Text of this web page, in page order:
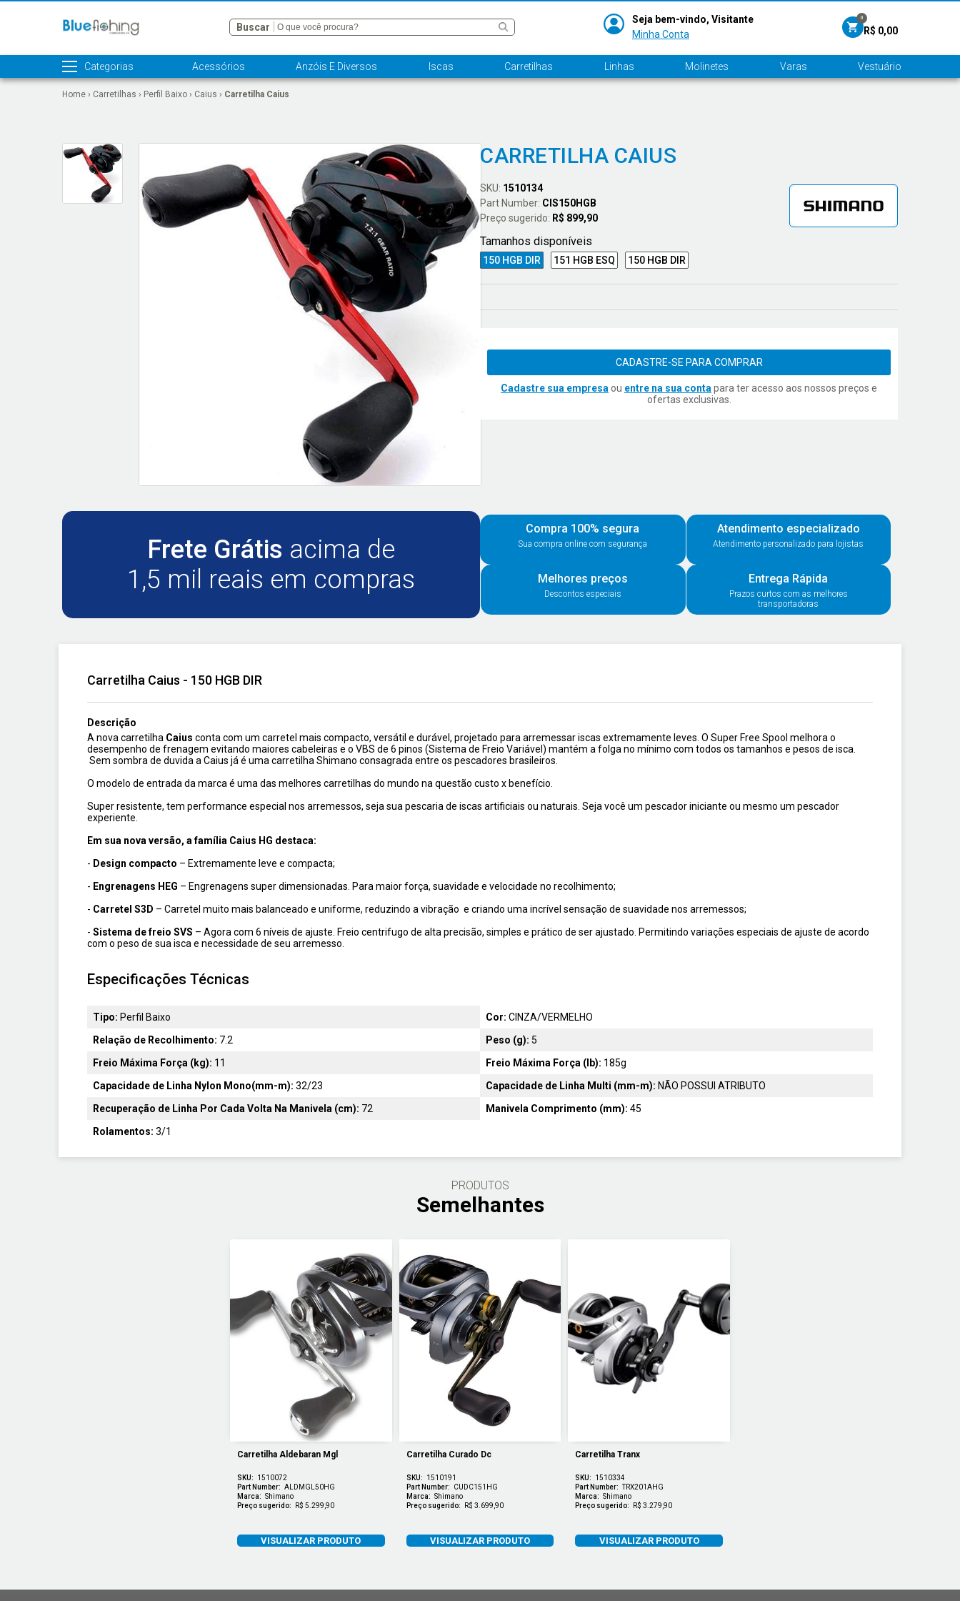
Buscar
Seja bem-vindo, Visitante
Minha Conta
0
R$ 0,00
Categorias Acessórios Anzóis E Diversos Iscas Carretilhas Linhas Molinetes Varas Vestuário
Home › Carretilhas › Perfil Baixo › Caius › Carretilha Caius
CARRETILHA CAIUS
SKU: 1510134
Part Number: CIS150HGB
Preço sugerido: R$ 899,90
Tamanhos disponíveis
150 HGB DIR 151 HGB ESQ 150 HGB DIR
CADASTRE-SE PARA COMPRAR
Cadastre sua empresa ou entre na sua conta para ter acesso aos nossos preços e
ofertas exclusivas.
Frete Grátis acima de
1,5 mil reais em compras
Compra 100% segura
Sua compra online com segurança
Atendimento especializado
Atendimento personalizado para lojistas
Melhores preços
Descontos especiais
Entrega Rápida
Prazos curtos com as melhores
transportadoras
Carretilha Caius - 150 HGB DIR
Descrição
A nova carretilha Caius conta com um carretel mais compacto, versátil e durável, projetado para arremessar iscas extremamente leves. O Super Free Spool melhora o
desempenho de frenagem evitando maiores cabeleiras e o VBS de 6 pinos (Sistema de Freio Variável) mantém a folga no mínimo com todos os tamanhos e pesos de isca.
Sem sombra de duvida a Caius já é uma carretilha Shimano consagrada entre os pescadores brasileiros.
O modelo de entrada da marca é uma das melhores carretilhas do mundo na questão custo x benefício.
Super resistente, tem performance especial nos arremessos, seja sua pescaria de iscas artificiais ou naturais. Seja você um pescador iniciante ou mesmo um pescador
experiente.
Em sua nova versão, a família Caius HG destaca:
- Design compacto – Extremamente leve e compacta;
- Engrenagens HEG – Engrenagens super dimensionadas. Para maior força, suavidade e velocidade no recolhimento;
- Carretel S3D – Carretel muito mais balanceado e uniforme, reduzindo a vibração e criando uma incrível sensação de suavidade nos arremessos;
- Sistema de freio SVS – Agora com 6 níveis de ajuste. Freio centrifugo de alta precisão, simples e prático de ser ajustado. Permitindo variações especiais de ajuste de acordo
com o peso de sua isca e necessidade de seu arremesso.
Especificações Técnicas
Tipo: Perfil Baixo Cor: CINZA/VERMELHO
Relação de Recolhimento: 7.2 Peso (g): 5
Freio Máxima Força (kg): 11 Freio Máxima Força (lb): 185g
Capacidade de Linha Nylon Mono(mm-m): 32/23 Capacidade de Linha Multi (mm-m): NÃO POSSUI ATRIBUTO
Recuperação de Linha Por Cada Volta Na Manivela (cm): 72 Manivela Comprimento (mm): 45
Rolamentos: 3/1
PRODUTOS
Semelhantes
Carretilha Aldebaran Mgl
SKU:
1510072
Part Number: ALDMGL50HG
Marca: Shimano
Preço sugerido:
R$ 5.299,90
Carretilha Curado Dc
SKU:
1510191
Part Number:
CUDC151HG
Marca: Shimano
Preço sugerido:
R$ 3.699,90
Carretilha Tranx
SKU:
1510334
Part Number: TRX201AHG
Marca: Shimano
Preço sugerido:
R$ 3.279,90